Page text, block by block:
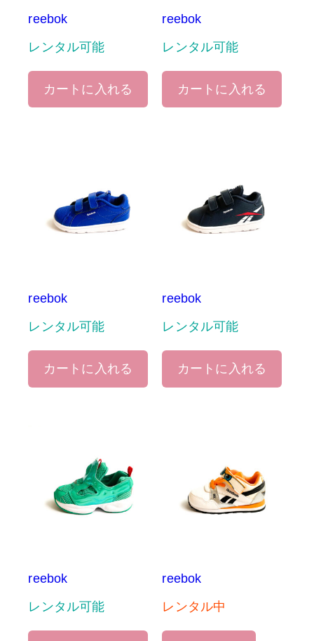
reebok
レンタル可能
カートに入れる
reebok
レンタル可能
カートに入れる
reebok
レンタル可能
カートに入れる
reebok
レンタル可能
カートに入れる
reebok
レンタル可能
reebok
レンタル中